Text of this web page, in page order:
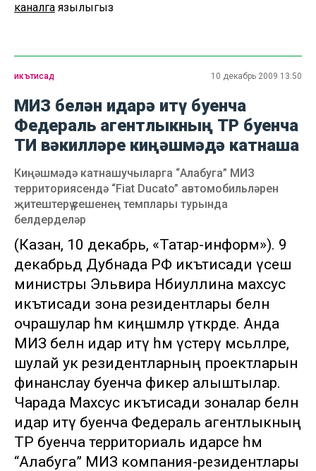
каналга язылыгыз
икътисад 10 декабрь 2009 13:50
МИЗ белән идарә итү буенча
Федераль агентлыкның ТР буенча
ТИ вәкилләре киңәшмәдә катнаша
Киңәшмәдә катнашучыларга “Алабуга” МИЗ
территориясендә “Fiat Ducato” автомобильләрен
җитештерү үсешенең темплары турында
белдерделәр
(Казан, 10 декабрь, «Татар-информ»). 9
декабрьдә Дубнада РФ икътисади үсеш
министры Эльвира Нәбиуллина махсус
икътисади зона резидентлары белән
очрашулар һәм киңәшмәләр үткәрде. Анда
МИЗ белән идарә итү һәм үстерү мәсьәләләре,
шулай ук резидентларның проектларын
финанслау буенча фикер алыштылар.
Чарада Махсус икътисади зоналар белән
идарә итү буенча Федераль агентлыкның
ТР буенча территориаль идарәсе һәм
“Алабуга” МИЗ компания-резидентлары